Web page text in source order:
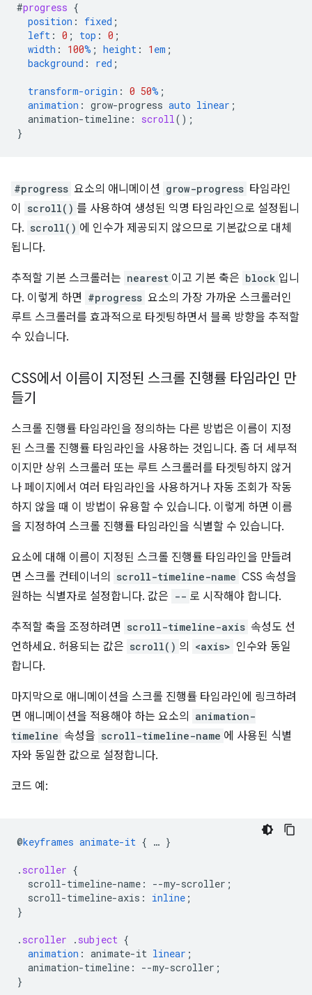
#progress {
position : fixed ;
left : 0 ; top : 0 ;
width : 100% ; height : 1 em ;
background : red ;
transform-origin : 0 50% ;
animation : grow-progress auto linear ;
animation-timeline : scroll();
}
#progress 요소의 애니메이션 grow-progress 타임라인
이
scroll() 를 사용하여 생성된 익명 타임라인으로 설정됩니
다. scroll() 에 인수가 제공되지 않으므로 기본값으로 대체
됩니다.
추적할 기본 스크롤러는 nearest 이고 기본 축은 block 입니
다. 이렇게 하면 #progress 요소의 가장 가까운 스크롤러인
루트 스크롤러를 효과적으로 타겟팅하면서 블록 방향을 추적할
수 있습니다.
CSS에서 이름이 지정된 스크롤 진행률 타임라인 만
들기
스크롤 진행률 타임라인을 정의하는 다른 방법은 이름이 지정
된 스크롤 진행률 타임라인을 사용하는 것입니다. 좀 더 세부적
이지만 상위 스크롤러 또는 루트 스크롤러를 타겟팅하지 않거
나 페이지에서 여러 타임라인을 사용하거나 자동 조회가 작동
하지 않을 때 이 방법이 유용할 수 있습니다. 이렇게 하면 이름
을 지정하여 스크롤 진행률 타임라인을 식별할 수 있습니다.
요소에 대해 이름이 지정된 스크롤 진행률 타임라인을 만들려
면 스크롤 컨테이너의
scroll-timeline-name CSS 속성을
원하는 식별자로 설정합니다. 값은 -- 로 시작해야 합니다.
추적할 축을 조정하려면 scroll-timeline-axis 속성도 선
언하세요. 허용되는 값은 scroll() 의 <axis> 인수와 동일
합니다.
마지막으로 애니메이션을 스크롤 진행률 타임라인에 링크하려
면 애니메이션을 적용해야 하는 요소의
animation-
timeline 속성을 scroll-timeline-name 에 사용된 식별
자와 동일한 값으로 설정합니다.
코드 예:
@keyframes animate-it { … }
. scroller {
scroll-timeline-name : --my-scroller ;
scroll-timeline-axis : inline ;
}
. scroller . subject {
animation : animate-it linear ;
animation-timeline : --my-scroller ;
}